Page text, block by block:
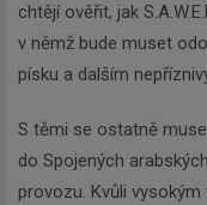
chtějí ověřit, jak
v němž bude muset
písku a dalším
S těmi se ostatně
do Spojených
provozu. Kvůli